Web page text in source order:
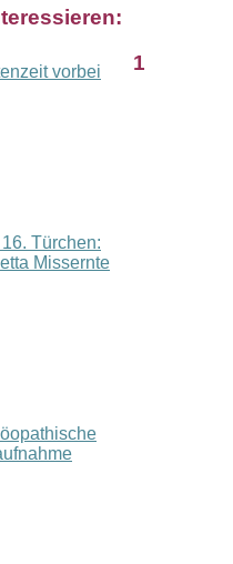
vorbei
Türchen:
Missernte
1